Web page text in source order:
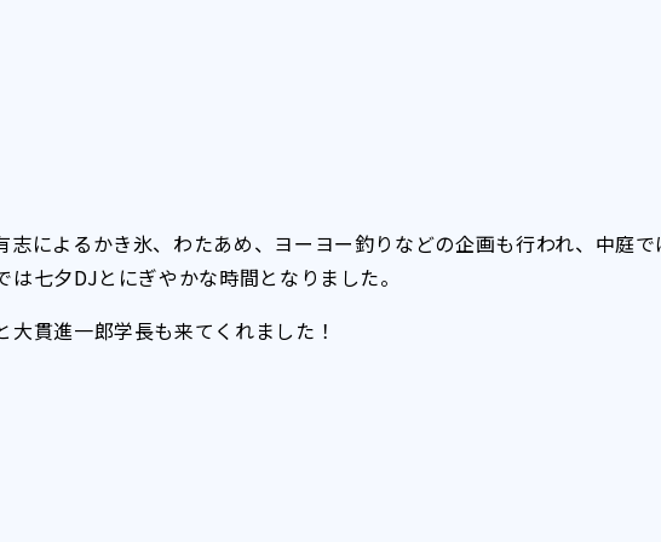
志によるかき氷、わたあめ、ヨーヨー釣りなどの企画も行われ、中庭
七夕DJとにぎやかな時間となりました。
貫進一郎学長も来てくれました！